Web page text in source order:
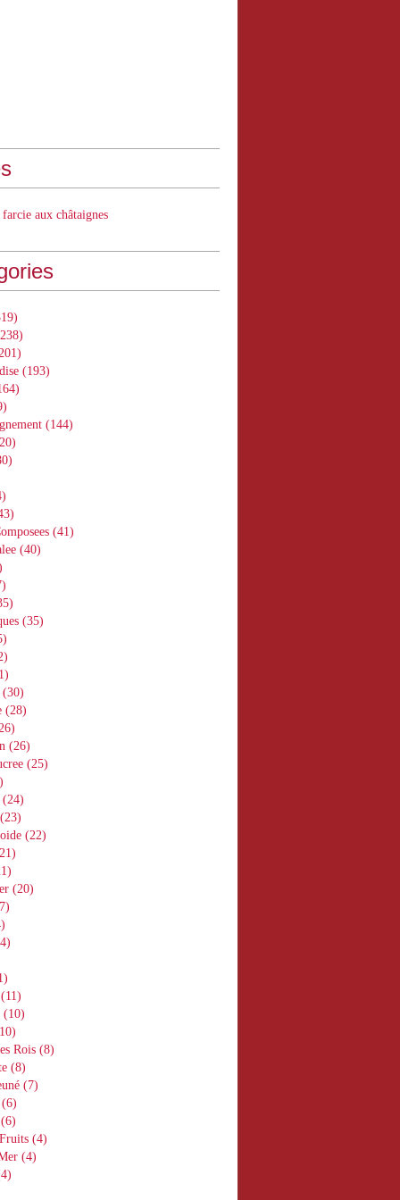
aux châtaignes
(193)
(144)
(41)
(40)
(35)
(30)
(28)
(26)
(25)
(24)
(23)
(22)
(20)
(11)
(10)
Rois (8)
(8)
(7)
(6)
(6)
(4)
(4)